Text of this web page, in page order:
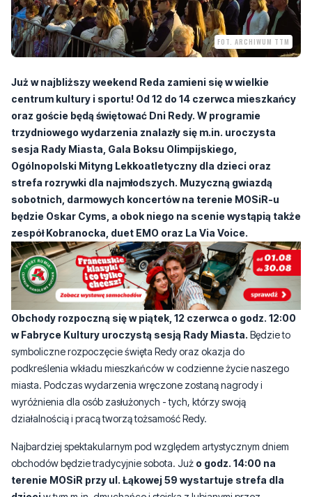
Już w najbliższy weekend Reda zamieni się w wielkie
centrum kultury i sportu! Od 12 do 14 czerwca mieszkańcy
trzydniowego wydarzenia znalazły się m.in. uroczysta
sesja Rady Miasta, Gala Boksu Olimpijskiego,
Ogólnopolski Mityng Lekkoatletyczny dla dzieci oraz
strefa rozrywki dla najmłodszych. Muzyczną gwiazdą
sobotnich, darmowych koncertów na terenie MOSiR-u
będzie Oskar Cyms, a obok niego na scenie wystąpią także
zespół Kobranocka, duet EMO oraz La Via Voice.
Obchody rozpoczną się w piątek, 12 czerwca o godz. 12:00
w Fabryce Kultury uroczystą sesją Rady Miasta.
symboliczne rozpoczęcie święta Redy oraz okazja do
podkreślenia wkładu mieszkańców w codzienne życie naszego
miasta. Podczas wydarzenia wręczone zostaną nagrody i
wyróżnienia dla osób zasłużonych - tych, którzy swoją
działalnością i pracą tworzą tożsamość Redy.
Najbardziej spektakularnym pod względem artystycznym dniem
obchodów będzie tradycyjnie sobota. Już
o godz. 14:00 na
dzieciw tym m.in. dmuchańce i stoiska z lubianymi przez
najmłodszych - ale i dorosłych - atrakcjami.
Wieczorem
13 czerwca centrum wydarzeń stanie się scena